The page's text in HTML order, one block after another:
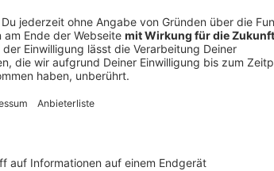
José Narciandi
NRW-Familienministerin